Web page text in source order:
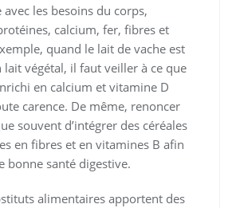
les besoins du corps,
calcium, fer, fibres et
quand le lait de vache est
lait végétal, il faut veiller à ce que
en calcium et vitamine D
carence. De même, renoncer
souvent d’intégrer des céréales
en fibres et en vitamines B afin
bonne santé digestive.
alimentaires apportent des